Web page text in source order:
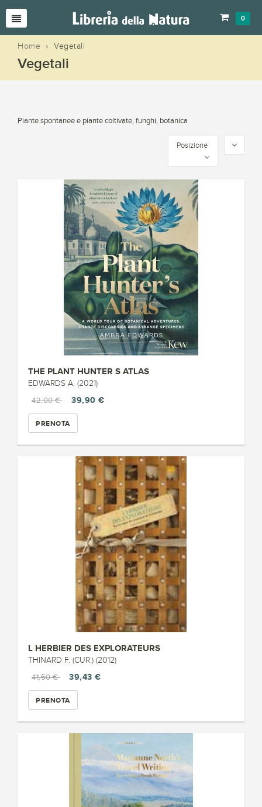
0
Home › Vegetali
Vegetali
Piante spontanee e piante coltivate, funghi, botanica
Posizione
THE PLANT HUNTER S ATLAS
EDWARDS A. (2021)
42,00 €
39,90 €
PRENOTA
L HERBIER DES EXPLORATEURS
THINARD F. (CUR.) (2012)
41,50 €
39,43 €
PRENOTA